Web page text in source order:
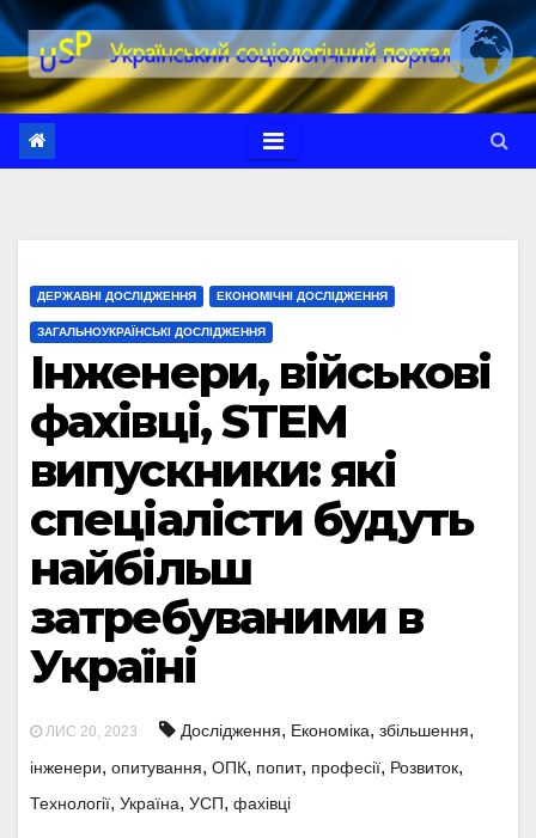
Перейти
до
вмісту
ДЕРЖАВНІ ДОСЛІДЖЕННЯ ЕКОНОМІЧНІ ДОСЛІДЖЕННЯ
ЗАГАЛЬНОУКРАЇНСЬКІ ДОСЛІДЖЕННЯ
Інженери, військові
фахівці, STEM
випускники: які
спеціалісти будуть
найбільш
затребуваними в
Україні
ЛИС 20, 2023 Дослідження, Економіка, збільшення,
інженери, опитування, ОПК, попит, професії, Розвиток,
Технології, Україна, УСП, фахівці